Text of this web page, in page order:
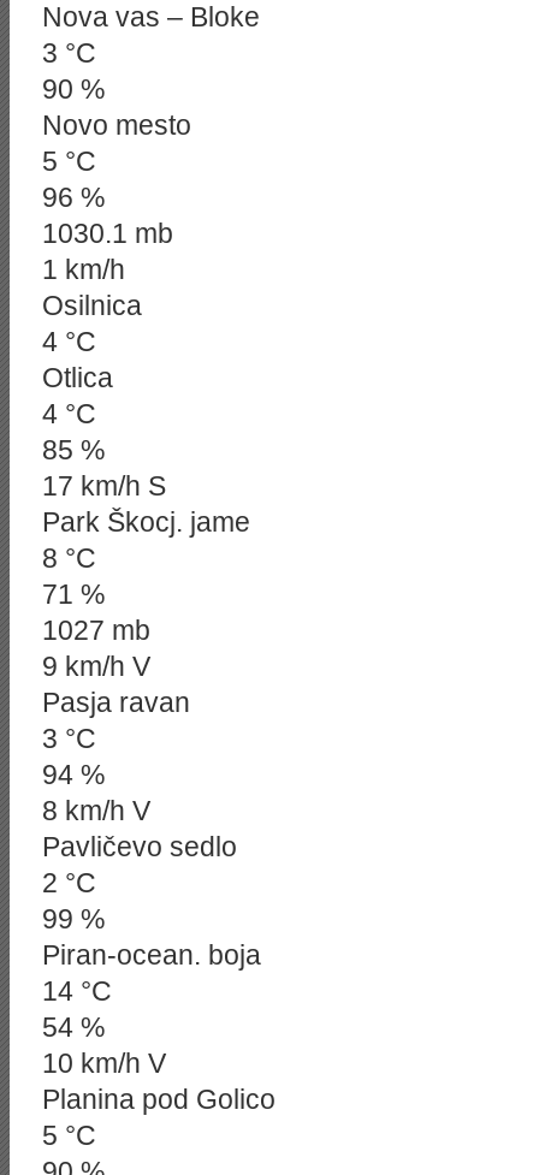
Nova vas – Bloke
3 °C
90 %
Novo mesto
5 °C
96 %
1030.1 mb
1 km/h
Osilnica
4 °C
Otlica
4 °C
85 %
17 km/h S
Park Škocj. jame
8 °C
71 %
1027 mb
9 km/h V
Pasja ravan
3 °C
94 %
8 km/h V
Pavličevo sedlo
2 °C
99 %
Piran-ocean. boja
14 °C
54 %
10 km/h V
Planina pod Golico
5 °C